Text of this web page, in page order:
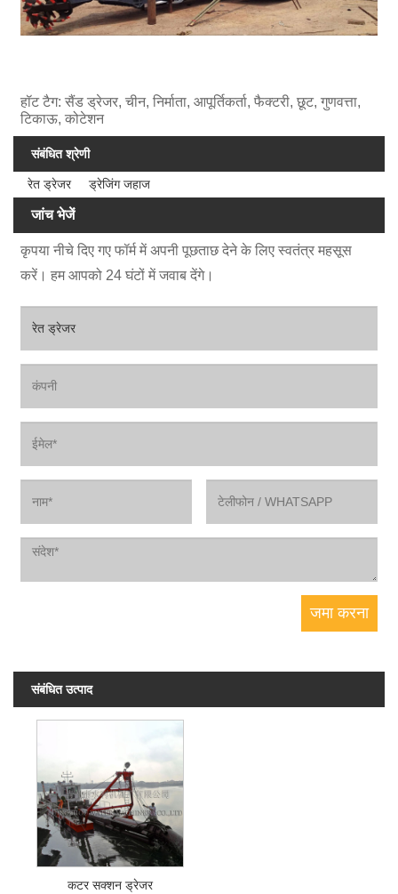
हॉट टैग: सैंड ड्रेजर, चीन, निर्माता, आपूर्तिकर्ता, फैक्टरी, छूट, गुणवत्ता,
टिकाऊ, कोटेशन
संबंधित श्रेणी
रेत ड्रेजर ड्रेजिंग जहाज
जांच भेजें
कृपया नीचे दिए गए फॉर्म में अपनी पूछताछ देने के लिए स्वतंत्र महसूस
करें। हम आपको 24 घंटों में जवाब देंगे।
संबंधित उत्पाद
कटर सक्शन ड्रेजर